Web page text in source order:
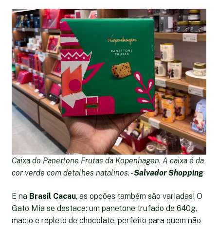
Caixa do Panettone Frutas da Kopenhagen. A caixa é da
cor verde com detalhes natalinos. -Salvador Shopping
E na Brasil Cacau, as opções também são variadas! O
Gato Mia se destaca: um panetone trufado de 640g,
macio e repleto de chocolate, perfeito para quem não